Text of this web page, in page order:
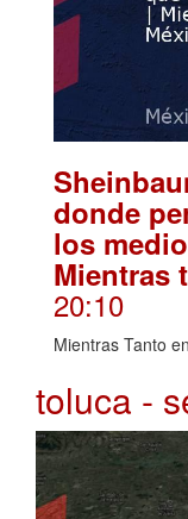
donde
los
Mientras
20:10
Mientras Tanto
toluca -